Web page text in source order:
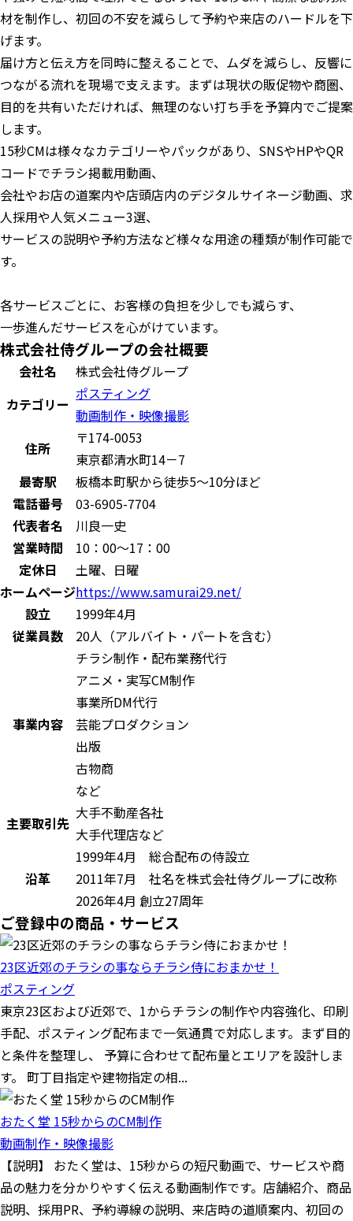
材を制作し、初回の不安を減らして予約や来店のハードルを下
げます。
届け方と伝え方を同時に整えることで、ムダを減らし、反響に
つながる流れを現場で支えます。まずは現状の販促物や商圏、
目的を共有いただければ、無理のない打ち手を予算内でご提案
します。
15秒CMは様々なカテゴリーやパックがあり、SNSやHPやQR
コードでチラシ掲載用動画、
会社やお店の道案内や店頭店内のデジタルサイネージ動画、求
人採用や人気メニュー3選、
サービスの説明や予約方法など様々な用途の種類が制作可能で
す。
各サービスごとに、お客様の負担を少しでも減らす、
一歩進んだサービスを心がけています。
株式会社侍グループの会社概要
会社名
株式会社侍グループ
カテゴリー
ポスティング
動画制作・映像撮影
住所
〒174-0053
東京都清水町14－7
最寄駅
板橋本町駅から徒歩5～10分ほど
電話番号
03-6905-7704
代表者名
川良一史
営業時間
10：00～17：00
定休日
土曜、日曜
ホームページhttps://www.samurai29.net/
設立
1999年4月
従業員数
20人（アルバイト・パートを含む）
事業内容
チラシ制作・配布業務代行
アニメ・実写CM制作
事業所DM代行
芸能プロダクション
出版
古物商
など
主要取引先
大手不動産各社
大手代理店など
沿革
1999年4月 総合配布の侍設立
2011年7月 社名を株式会社侍グループに改称
2026年4月 創立27周年
ご登録中の商品・サービス
23区近郊のチラシの事ならチラシ侍におまかせ！
ポスティング
東京23区および近郊で、1からチラシの制作や内容強化、印刷
手配、ポスティング配布まで一気通貫で対応します。まず目的
と条件を整理し、 予算に合わせて配布量とエリアを設計しま
す。 町丁目指定や建物指定の相...
おたく堂 15秒からのCM制作
動画制作・映像撮影
【説明】 おたく堂は、15秒からの短尺動画で、サービスや商
品の魅力を分かりやすく伝える動画制作です。店舗紹介、商品
説明、採用PR、予約導線の説明、来店時の道順案内、初回の